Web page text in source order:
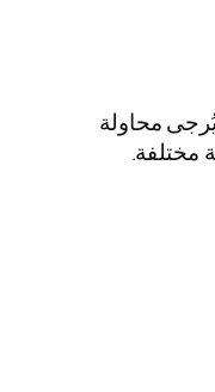
محاولة
مختلفة.